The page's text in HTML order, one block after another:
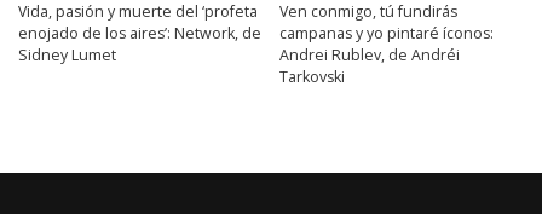
Vida, pasión y muerte del ‘profeta
enojado de los aires’: Network, de
Sidney Lumet
Ven conmigo, tú fundirás
campanas y yo pintaré íconos:
Andrei Rublev, de Andréi
Tarkovski